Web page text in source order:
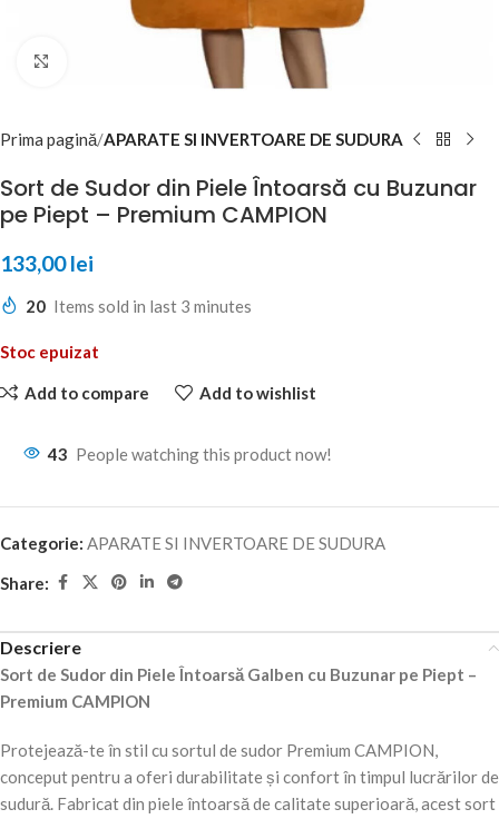
Prima pagină APARATE SI INVERTOARE DE SUDURA
Sort de Sudor din Piele Întoarsă cu Buzunar
pe Piept – Premium CAMPION
133,00lei
20 Items sold in last 3 minutes
Stoc epuizat
Add to compare Add to wishlist
43 People watching this product now!
Categorie: APARATE SI INVERTOARE DE SUDURA
Share:
Descriere
Sort de Sudor din Piele Întoarsă Galben cu Buzunar pe Piept –
Premium CAMPION
Protejează-te în stil cu sortul de sudor Premium CAMPION,
conceput pentru a oferi durabilitate și confort în timpul lucrărilor de
sudură. Fabricat din piele întoarsă de calitate superioară, acest sort